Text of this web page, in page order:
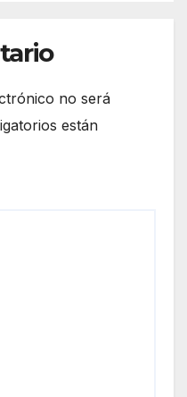
no será
están